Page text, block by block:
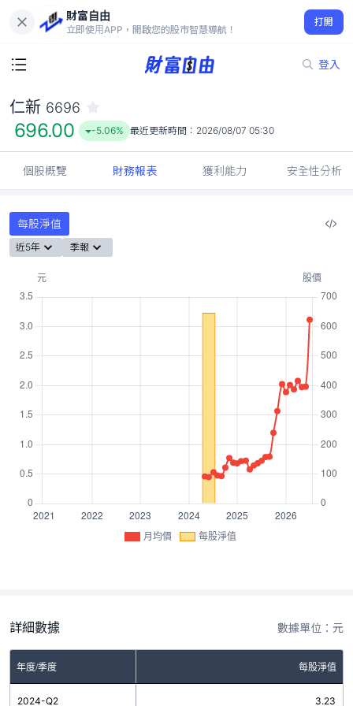
財富自由
立即使用APP，開啟您的股市智慧導航！
打開
登入
696.00
-5.06%
仁新 6696
696.00 -5.06% 最近更新時間： 2026/08/07 05:30
個股概覽 財務報表 獲利能力 安全性分析
每股淨值
近5年 季報
月均價 每股淨值
詳細數據 數據單位：元
年度/季度 每股淨值
2024-Q2 3.23